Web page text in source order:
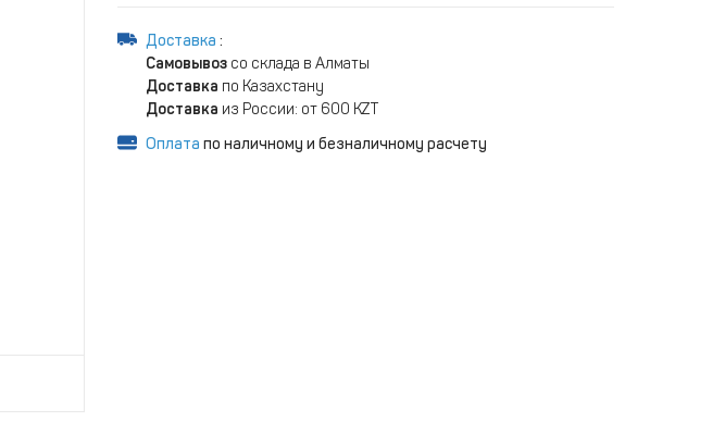
Доставка :
Самовывозсо склада в Алматы
Доставка по Казахстану
Доставка из России: от 600 KZT
Оплата по наличному и безналичному расчету